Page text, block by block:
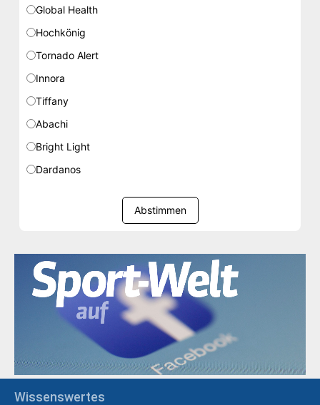
Global Health
Hochkönig
Tornado Alert
Innora
Tiffany
Abachi
Bright Light
Dardanos
Abstimmen
Wissenswertes